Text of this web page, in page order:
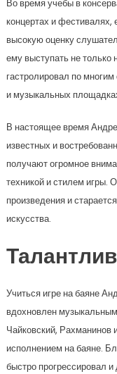
Во время учебы в
концертах и
высокую оценку
ему выступать не только
гастролировал по
и музыкальных
В настоящее время
известных и
получают огромное
техникой и стилем игры.
произведения и
искусства.
Учиться игре на баяне
вдохновлен
Чайковский, Рахманинов
исполнением на баяне.
быстро прогрессировал и